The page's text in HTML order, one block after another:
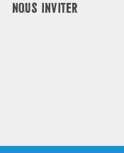
NOUS INVITER